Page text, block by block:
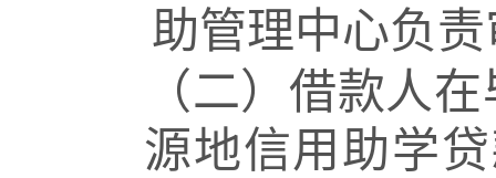
助管理中心负
（二）借款人
源地信用助学